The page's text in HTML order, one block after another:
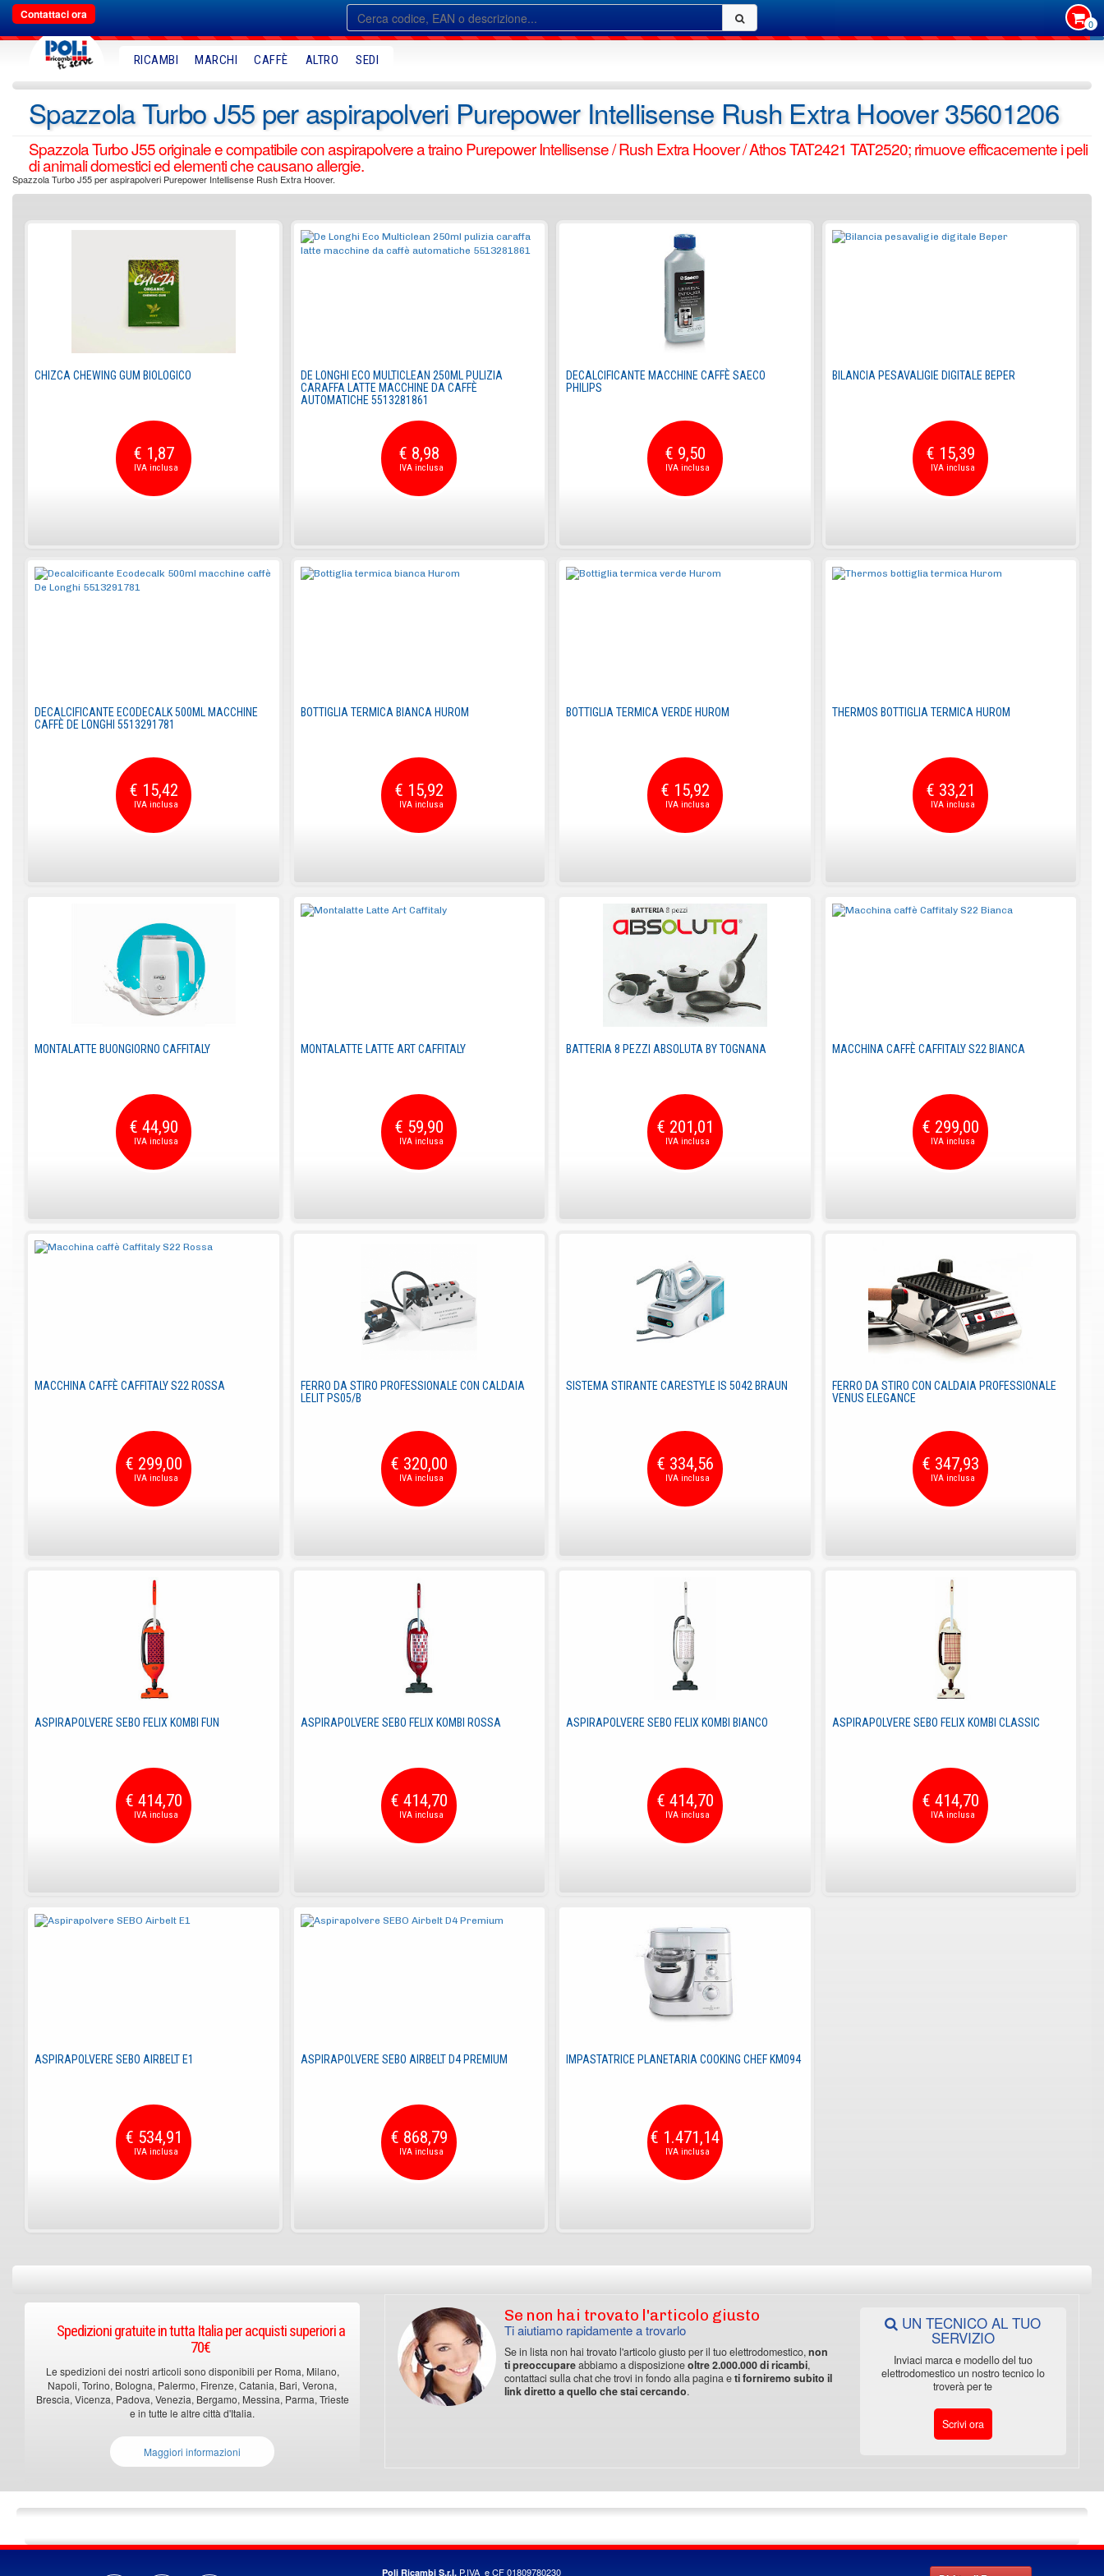
Contattaci ora
0
RICAMBI MARCHI CAFFÈ ALTRO SEDI
Spazzola Turbo J55 per aspirapolveri Purepower Intellisense Rush Extra Hoover 35601206
Spazzola Turbo J55 originale e compatibile con aspirapolvere a traino Purepower Intellisense / Rush Extra Hoover / Athos TAT2421 TAT2520; rimuove efficacemente i peli
di animali domestici ed elementi che causano allergie.
Spazzola Turbo J55 per aspirapolveri Purepower Intellisense Rush Extra Hoover.
CHIZCA CHEWING GUM BIOLOGICO
€ 1,87
DE LONGHI ECO MULTICLEAN 250ML PULIZIA
CARAFFA LATTE MACCHINE DA CAFFÈ
AUTOMATICHE 5513281861
€ 8,98
DECALCIFICANTE MACCHINE CAFFÈ SAECO
PHILIPS
€ 9,50
BILANCIA PESAVALIGIE DIGITALE BEPER
€ 15,39
DECALCIFICANTE ECODECALK 500ML MACCHINE
CAFFÈ DE LONGHI 5513291781
€ 15,42
BOTTIGLIA TERMICA BIANCA HUROM
€ 15,92
BOTTIGLIA TERMICA VERDE HUROM
€ 15,92
THERMOS BOTTIGLIA TERMICA HUROM
€ 33,21
MONTALATTE BUONGIORNO CAFFITALY
€ 44,90
MONTALATTE LATTE ART CAFFITALY
€ 59,90
BATTERIA 8 PEZZI ABSOLUTA BY TOGNANA
€ 201,01
MACCHINA CAFFÈ CAFFITALY S22 BIANCA
€ 299,00
MACCHINA CAFFÈ CAFFITALY S22 ROSSA
€ 299,00
FERRO DA STIRO PROFESSIONALE CON CALDAIA
LELIT PS05/B
€ 320,00
SISTEMA STIRANTE CARESTYLE IS 5042 BRAUN
€ 334,56
FERRO DA STIRO CON CALDAIA PROFESSIONALE
VENUS ELEGANCE
€ 347,93
ASPIRAPOLVERE SEBO FELIX KOMBI FUN
€ 414,70
ASPIRAPOLVERE SEBO FELIX KOMBI ROSSA
€ 414,70
ASPIRAPOLVERE SEBO FELIX KOMBI BIANCO
€ 414,70
ASPIRAPOLVERE SEBO FELIX KOMBI CLASSIC
€ 414,70
ASPIRAPOLVERE SEBO AIRBELT E1
€ 534,91
ASPIRAPOLVERE SEBO AIRBELT D4 PREMIUM
€ 868,79
IMPASTATRICE PLANETARIA COOKING CHEF KM094
€ 1.471,14
Spedizioni gratuite in tutta Italia per acquisti superiori a
70€
Le spedizioni dei nostri articoli sono disponibili per Roma, Milano,
Napoli, Torino, Bologna, Palermo, Firenze, Catania, Bari, Verona,
Brescia, Vicenza, Padova, Venezia, Bergamo, Messina, Parma, Trieste
e in tutte le altre città d'Italia.
Maggiori informazioni
Se non hai trovato l'articolo giusto
Ti aiutiamo rapidamente a trovarlo
Se in lista non hai trovato l'articolo giusto per il tuo elettrodomestico,non
ti preoccupareabbiamo a disposizioneoltre 2.000.000 di ricambi,
contattaci sulla chat che trovi in fondo alla pagina eti forniremo subito il
link diretto a quello che stai cercando.
UN TECNICO AL TUO
SERVIZIO
Inviaci marca e modello del tuo
elettrodomestico un nostro tecnico lo
troverà per te
Scrivi ora
Poli Ricambi S.r.l.P.IVA e CF 01809780230